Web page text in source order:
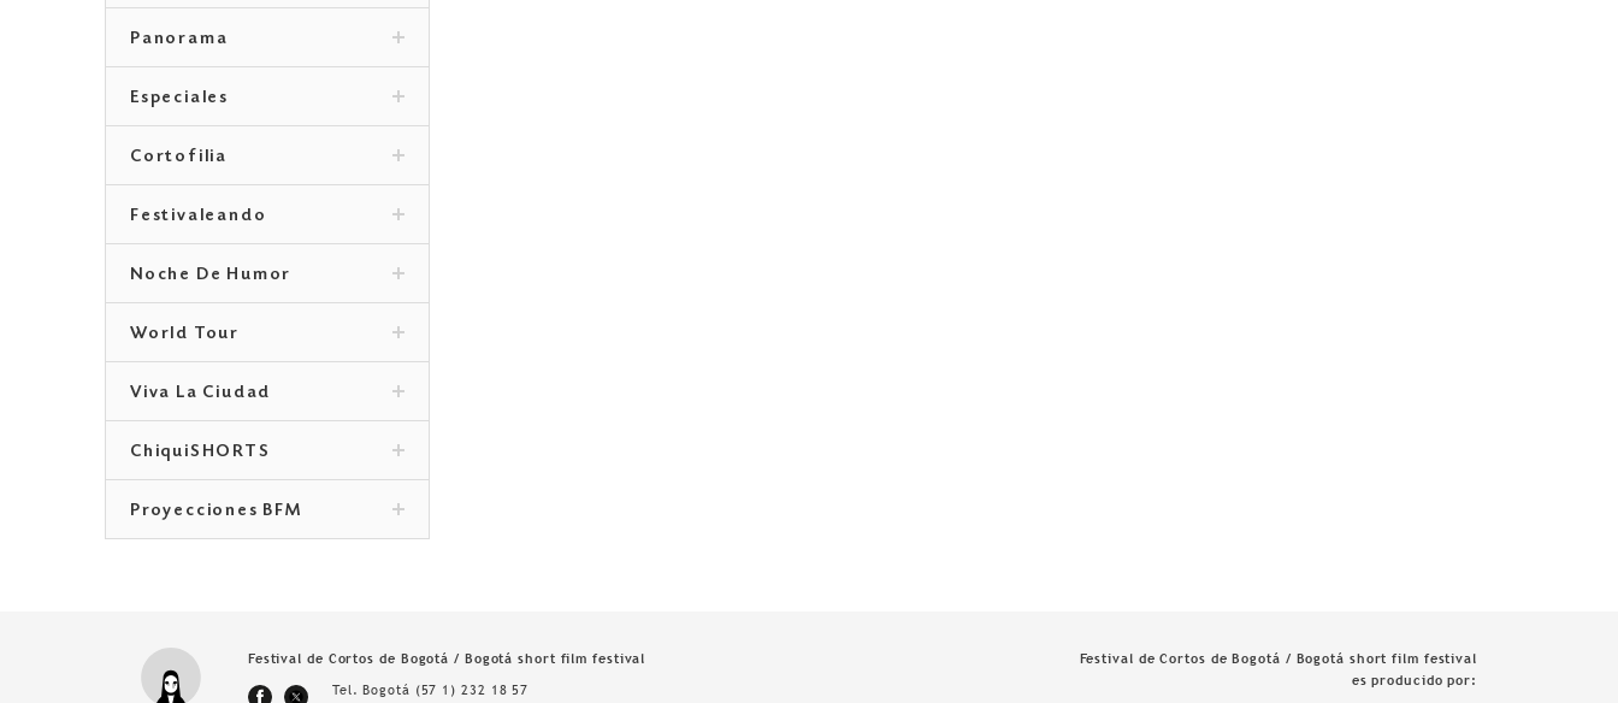
Panorama
Especiales
Cortofilia
Festivaleando
Noche De Humor
World Tour
Viva La Ciudad
ChiquiSHORTS
Proyecciones BFM
Festival de Cortos de Bogotá / Bogotá short film festival
Tel. Bogotá (57 1) 232 18 57
Festival de Cortos de Bogotá / Bogotá short film festival
es producido por: